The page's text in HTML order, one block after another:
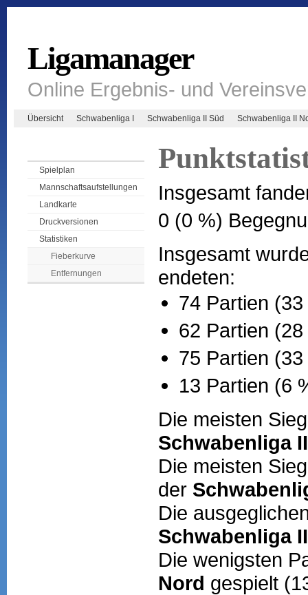
Ligamanager
Online Ergebnis- und
Übersicht Schwabenliga I Schwabenliga II Süd Schwabenliga II
Spielplan
Mannschaftsaufstellungen
Landkarte
Druckversionen
Statistiken
Fieberkurve
Entfernungen
Insgesamt
0 (0 %)
Insgesamt
endeten:
74 Partien
62 Partien
75 Partien
13 Partien (6
Die meisten
Schwabenliga
Die meisten
der
Die
Schwabenliga
Die wenigsten
Nord gespielt